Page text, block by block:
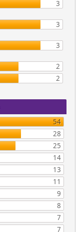
3
3
3
2
2
54
28
25
14
13
11
9
8
7
7